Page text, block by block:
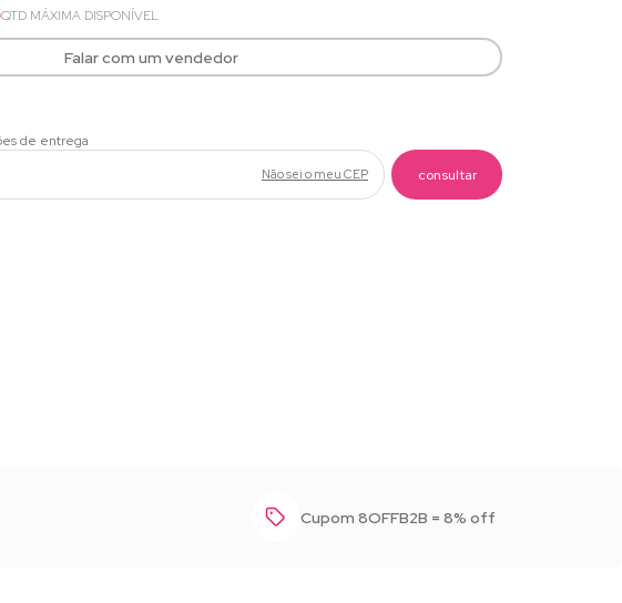
Baixar foto
QTD MÁXIMA DISPONÍVEL
Falar com um vendedor
Não sei o meu CEP
Cupom 8OFFB2B = 8% off